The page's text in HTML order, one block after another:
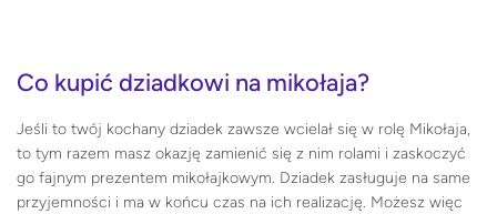
Co kupić dziadkowi na mikołaja?
Jeśli to twój kochany dziadek zawsze wcielał się w rolę Mikołaja,
to tym razem masz okazję zamienić się z nim rolami i zaskoczyć
go fajnym prezentem mikołajkowym. Dziadek zasługuje na same
przyjemności i ma w końcu czas na ich realizację. Możesz więc